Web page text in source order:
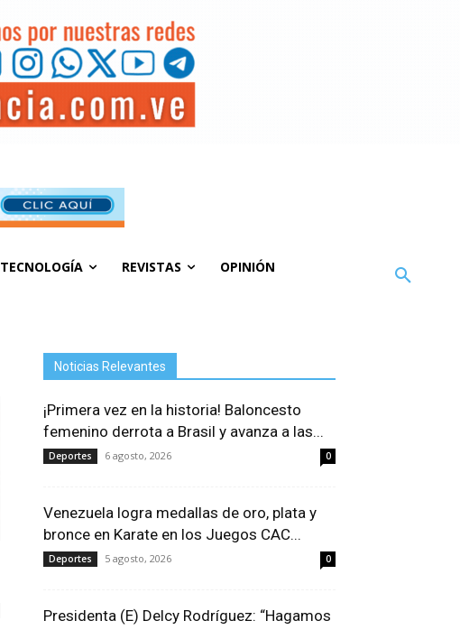
TECNOLOGÍA REVISTAS OPINIÓN
Noticias Relevantes
¡Primera vez en la historia! Baloncesto
femenino derrota a Brasil y avanza a las...
Deportes 6 agosto, 2026 0
Venezuela logra medallas de oro, plata y
bronce en Karate en los Juegos CAC...
Deportes 5 agosto, 2026 0
Presidenta (E) Delcy Rodríguez: “Hagamos